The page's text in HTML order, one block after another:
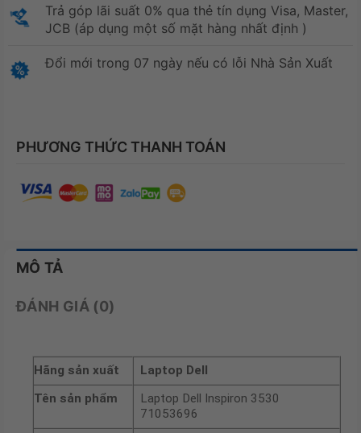
Trả góp lãi suất 0% qua thẻ tín dụng Visa, Master,
JCB (áp dụng một số mặt hàng nhất định )
Đổi mới trong 07 ngày nếu có lỗi Nhà Sản Xuất
PHƯƠNG THỨC THANH TOÁN
MÔ TẢ
ĐÁNH GIÁ (0)
Hãng sản xuất
Laptop Dell
Tên sản phẩm
Laptop Dell Inspiron 3530
71053696